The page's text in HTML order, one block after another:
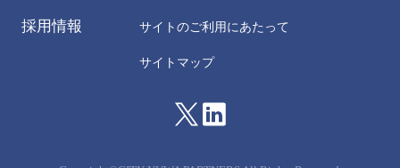
採用情報 サイトのご利用にあたって
サイトマップ